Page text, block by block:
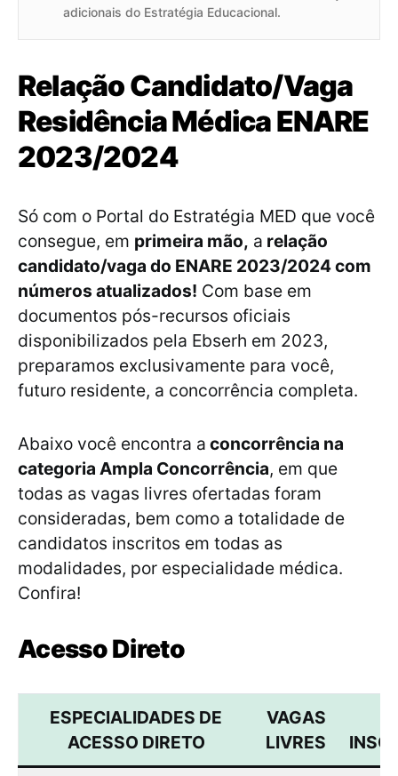
adicionais do Estratégia Educacional.
Relação Candidato/Vaga
Residência Médica ENARE
2023/2024
Só com o Portal do Estratégia MED que você
consegue, em primeira mão, a relação
candidato/vaga do ENARE 2023/2024 com
números atualizados! Com base em
documentos pós-recursos oficiais
disponibilizados pela Ebserh em 2023,
preparamos exclusivamente para você,
futuro residente, a concorrência completa.
Abaixo você encontra a concorrência na
categoria Ampla Concorrência, em que
todas as vagas livres ofertadas foram
consideradas, bem como a totalidade de
candidatos inscritos em todas as
modalidades, por especialidade médica.
Confira!
Acesso Direto
ESPECIALIDADES DE
ACESSO DIRETO
VAGAS
LIVRES